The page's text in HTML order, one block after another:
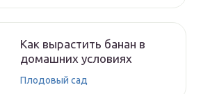
Как вырастить банан в
домашних условиях
Плодовый сад